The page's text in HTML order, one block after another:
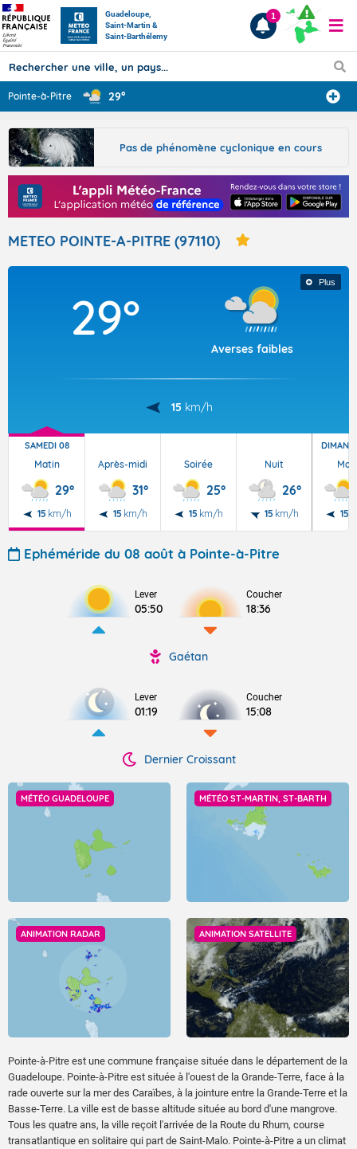
Guadeloupe,
Saint-Martin &
Saint-Barthélemy
Prévisions
Articles
1
Pointe-à-Pitre 29°
Pas de phénomène cyclonique en cours
METEO POINTE-A-PITRE (97110)
Plus
29°
Averses faibles
15 km/h
SAMEDI 08
Matin
29°
15 km/h
Après-midi
31°
15 km/h
Soirée
25°
15 km/h
Nuit
26°
15 km/h 15
Ephéméride du 08 août à Pointe-à-Pitre
Lever
05:50
Coucher
18:36
Gaétan
Lever
01:19
Coucher
15:08
Dernier Croissant
MÉTÉO GUADELOUPE MÉTÉO ST-MARTIN, ST-BARTH
ANIMATION RADAR ANIMATION SATELLITE
Pointe-à-Pitre est une commune française située dans le département de la
Guadeloupe. Pointe-à-Pitre est située à l'ouest de la Grande-Terre, face à la
rade ouverte sur la mer des Caraïbes, à la jointure entre la Grande-Terre et la
Basse-Terre. La ville est de basse altitude située au bord d'une mangrove.
Tous les quatre ans, la ville reçoit l'arrivée de la Route du Rhum, course
transatlantique en solitaire qui part de Saint-Malo. Pointe-à-Pitre a un climat